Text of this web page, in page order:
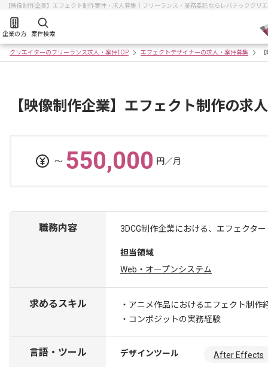
【映像制作企業】エフェクト制作案件・求人募集｜フリーランス・業務委託ならレバテッククリ
企業の方 案件検索
クリエイターのフリーランス求人・案件TOP エフェクトデザイナーの求人・案件募集
【映像制作企業】エフェクト制作の求
〜 550,000 円／月
職務内容 3DCG制作企業における、エフェクタ
担当領域
Web・オープンシステム
求めるスキル
・アニメ作品におけるエフェクト制作
・コンポジットの実務経験
言語・ツール デザインツール After Effects